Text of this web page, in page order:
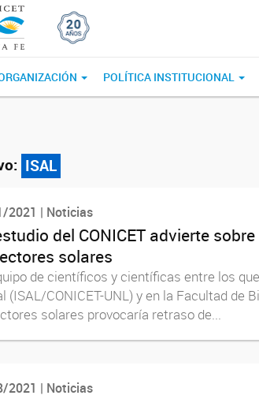
POLÍTICA INSTITUCIONAL
ISAL
2021 | Noticias
del CONICET advierte
solares
de científicos y científicas entre los
(ISAL/CONICET-UNL) y en la Facultad
solares provocaría retraso de...
2021 | Noticias